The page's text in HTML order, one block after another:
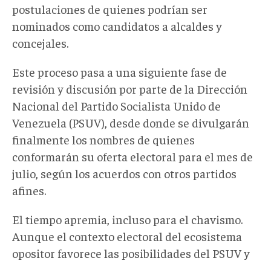
postulaciones de quienes podrían ser
nominados como candidatos a alcaldes y
concejales.
Este proceso pasa a una siguiente fase de
revisión y discusión por parte de la Dirección
Nacional del Partido Socialista Unido de
Venezuela (PSUV), desde donde se divulgarán
finalmente los nombres de quienes
conformarán su oferta electoral para el mes de
julio, según los acuerdos con otros partidos
afines.
El tiempo apremia, incluso para el chavismo.
Aunque el contexto electoral del ecosistema
opositor favorece las posibilidades del PSUV y